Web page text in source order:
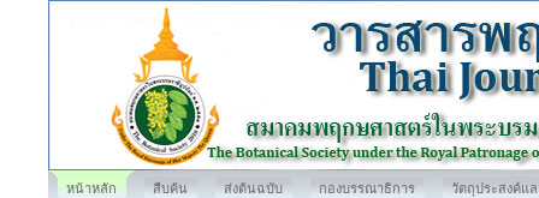
หน้าหลัก สืบค้น ส่งต้นฉบับ กองบรรณาธิการ วัตถุประสงค์แ